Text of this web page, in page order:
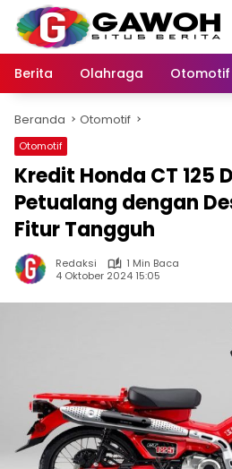
Langsung
konten
Berita
Olahraga Otomotif
Beranda Otomotif
Otomotif
Kredit Honda CT 125
Petualang dengan
Fitur Tangguh
Redaksi
1 Min Baca
4 Oktober 2024 15:05